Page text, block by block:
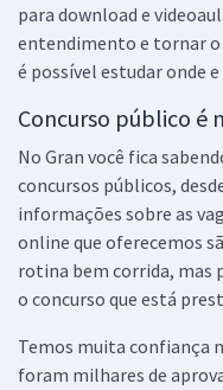
para download e
entendimento e tornar o
é possível estudar onde e
Concurso público é
No Gran você fica
concursos públicos,
informações sobre as
online que oferecemos
rotina bem corrida, mas
o concurso que está
Temos muita confiança
foram milhares de